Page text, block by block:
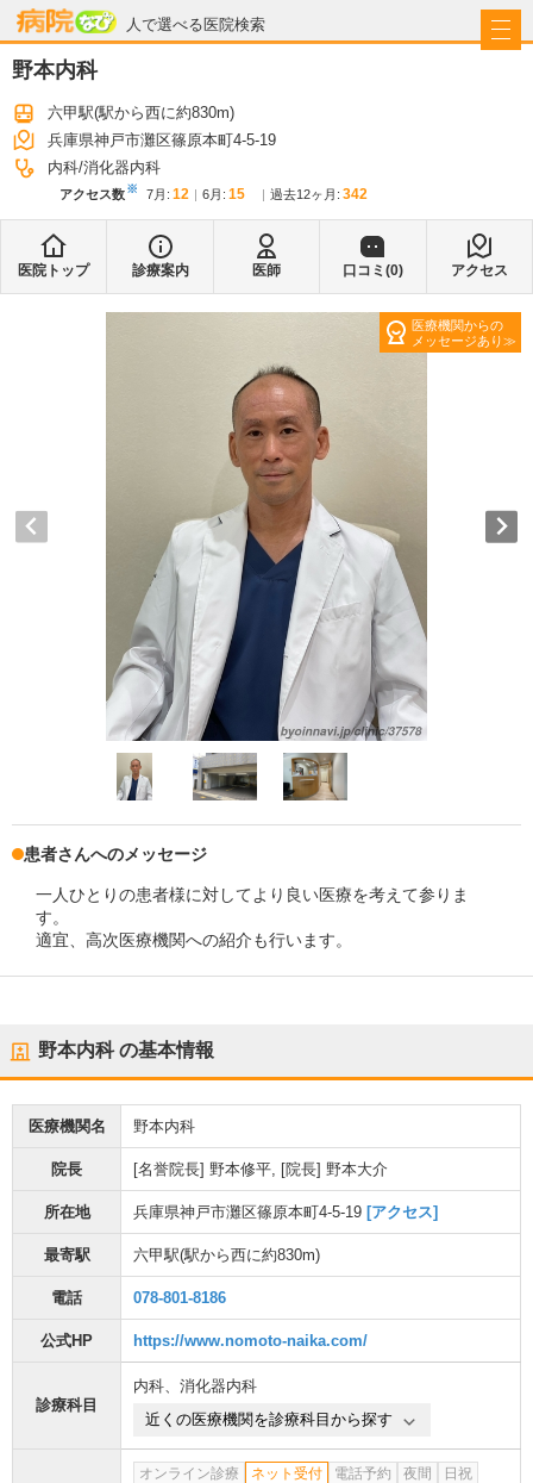
人で選べる医院検索
病院なび
野本内科
六甲駅(駅から西に約830m)
兵庫県神戸市灘区篠原本町4-5-19
内科 消化器内科
アクセス数※ 7月 : 12 6月 : 15 過去12ヶ月: 342
医院トップ 診療案内 医師 口コミ(0) アクセス
医療機関からの
メッセージあり
患者さんへのメッセージ
一人ひとりの患者様に対してより良い医療を考えて参りま
す。
適宜、高次医療機関への紹介も行います。
野本内科の基本情報
医療機関名 野本内科
院長 [名誉院長] 野本修平, [院長] 野本大介
所在地 兵庫県神戸市灘区篠原本町4-5-19 [アクセス]
最寄駅 六甲駅(駅から西に約830m)
電話 078-801-8186
公式HP https://www.nomoto-naika.com/
診療科目
内科、 消化器内科
近くの医療機関を診療科目から探す
オンライン診療 ネット受付 電話予約 夜間
日祝